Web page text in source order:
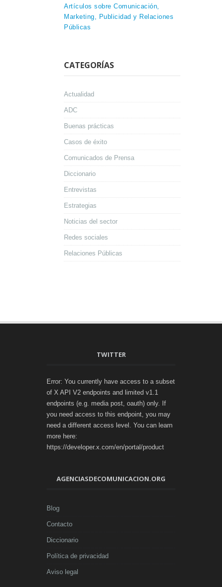
Artículos sobre Comunicación,
Marketing, Publicidad y Relaciones
Públicas
CATEGORÍAS
Actualidad
ADC
Buenas prácticas
Casos de éxito
Comunicados de Prensa
Diccionario
Entrevistas
Estrategias
Noticias del sector
Redes sociales
Relaciones Públicas
TWITTER
Error: You currently have access to a subset
of X API V2 endpoints and limited v1.1
endpoints (e.g. media post, oauth) only. If
you need access to this endpoint, you may
need a different access level. You can learn
more here:
https://developer.x.com/en/portal/product
AGENCIASDECOMUNICACION.ORG
Blog
Contacto
Diccionario
Política de privacidad
Aviso legal